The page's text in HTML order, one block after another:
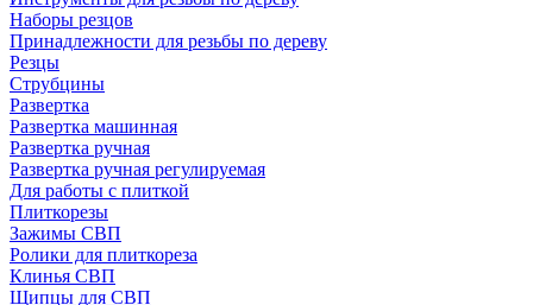
Наборы резцов
Принадлежности для резьбы по дереву
Резцы
Струбцины
Развертка
Развертка машинная
Развертка ручная
Развертка ручная регулируемая
Для работы с плиткой
Плиткорезы
Зажимы СВП
Ролики для плиткореза
Клинья СВП
Щипцы для СВП